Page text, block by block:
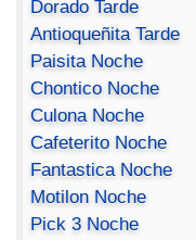
Dorado Tarde
Antioqueñita Tarde
Paisita Noche
Chontico Noche
Culona Noche
Cafeterito Noche
Fantastica Noche
Motilon Noche
Pick 3 Noche